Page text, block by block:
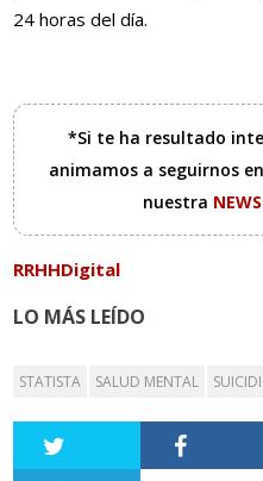
24 horas del día.
*Si te ha resultado
animamos a seguirnos en
nuestra
RRHHDigital
LO MÁS LEÍDO
STATISTA SALUD MENTAL